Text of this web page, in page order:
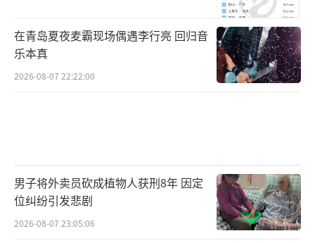
在青岛夏夜麦霸现场偶遇李行亮 回归音
乐本真
2026-08-07 22:22:00
男子将外卖员砍成植物人获刑8年 因定
位纠纷引发悲剧
2026-08-07 23:05:06